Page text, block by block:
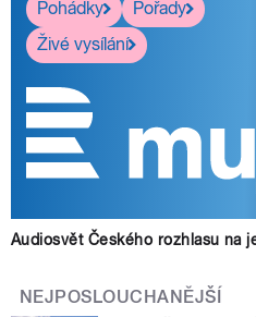
Pohádky
Pořady
Živé vysílání
Audiosvět Českého rozhlasu na
NEJPOSLOUCHANĚJŠÍ